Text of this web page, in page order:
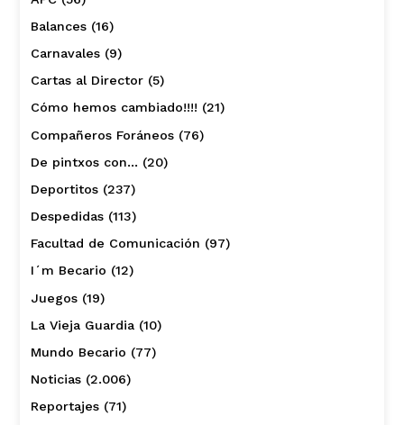
Balances(16)
Carnavales(9)
Cartas al Director(5)
Cómo hemos cambiado!!!! (21)
Compañeros Foráneos(76)
De pintxos con… (20)
Deportitos(237)
Despedidas(113)
Facultad de Comunicación (97)
I´m Becario (12)
Juegos(19)
La Vieja Guardia(10)
Mundo Becario (77)
Noticias(2.006)
Reportajes(71)